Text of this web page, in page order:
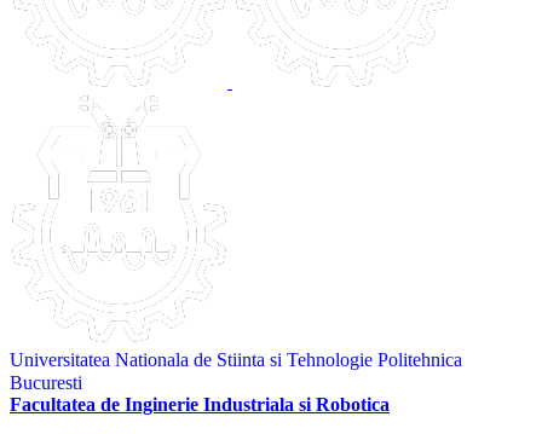
Universitatea Nationala de Stiinta si Tehnologie Politehnica
Bucuresti
Facultatea de Inginerie Industriala si Robotica